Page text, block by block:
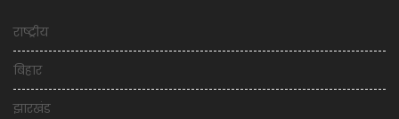
राष्ट्रीय
बिहार
झारखंड